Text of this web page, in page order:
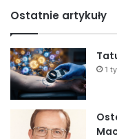
Ostatnie artykuły
1